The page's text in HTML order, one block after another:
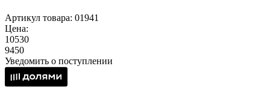
Артикул товара: 01941
Цена:
10530
9450
Уведомить о поступлении